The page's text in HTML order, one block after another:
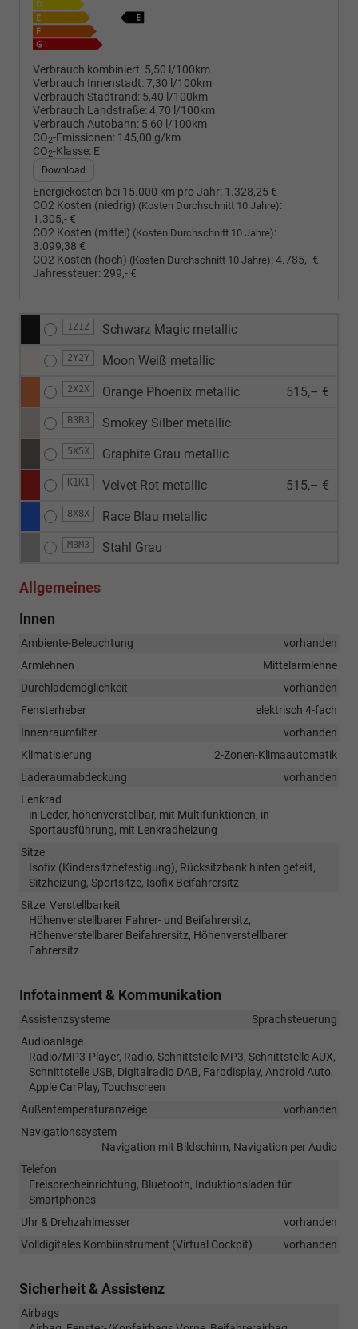
Verbrauch kombiniert: 5,50 l/100km
Verbrauch Innenstadt:7,30 l/100km
Verbrauch Stadtrand: 5,40 l/100km
Verbrauch Landstraße:4,70 l/100km
Verbrauch Autobahn: 5,60 l/100km
CO2-Emissionen: 145,00 g/km
CO2-Klasse: E
Download
Energiekosten bei 15.000 km pro Jahr: 1.328,25 €
CO2 Kosten (niedrig) (Kosten Durchschnitt 10 Jahre):
1.305,- €
CO2 Kosten (mittel) (Kosten Durchschnitt 10 Jahre):
3.099,38 €
CO2 Kosten (hoch) (Kosten Durchschnitt 10 Jahre):4.785,- €
Jahressteuer: 299,- €
1Z1Z Schwarz Magic metallic
2Y2Y Moon Weiß metallic
2X2X Orange Phoenix metallic 515,– €
B3B3 Smokey Silber metallic
5X5X Graphite Grau metallic
K1K1 Velvet Rot metallic 515,– €
8X8X Race Blau metallic
M3M3 Stahl Grau
Allgemeines
Innen
Ambiente-Beleuchtung
vorhanden
Armlehnen
Mittelarmlehne
Durchlademöglichkeit
vorhanden
Fensterheber
elektrisch 4-fach
Innenraumfilter
vorhanden
Klimatisierung
2-Zonen-Klimaautomatik
Laderaumabdeckung
vorhanden
Lenkrad
in Leder, höhenverstellbar, mit Multifunktionen, in
Sportausführung, mit Lenkradheizung
Sitze
Isofix (Kindersitzbefestigung), Rücksitzbank hinten geteilt,
Sitzheizung, Sportsitze, Isofix Beifahrersitz
Sitze: Verstellbarkeit
Höhenverstellbarer Fahrer- und Beifahrersitz,
Höhenverstellbarer Beifahrersitz, Höhenverstellbarer
Fahrersitz
Infotainment & Kommunikation
Assistenzsysteme
Sprachsteuerung
Audioanlage
Radio/MP3-Player, Radio, Schnittstelle MP3, Schnittstelle AUX,
Schnittstelle USB, Digitalradio DAB, Farbdisplay, Android Auto,
Apple CarPlay, Touchscreen
Außentemperaturanzeige
vorhanden
Navigationssystem
Navigation mit Bildschirm, Navigation per Audio
Telefon
Freisprecheinrichtung, Bluetooth, Induktionsladen für
Smartphones
Uhr & Drehzahlmesser
vorhanden
Volldigitales Kombiinstrument (Virtual Cockpit)
vorhanden
Sicherheit & Assistenz
Airbags